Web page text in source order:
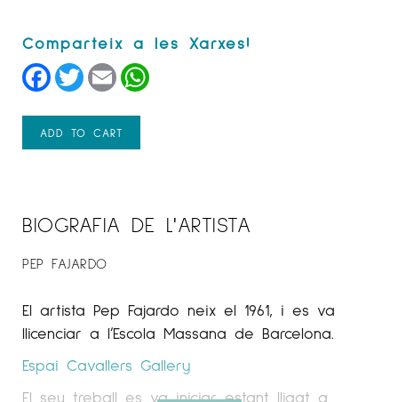
Facebook
TwitterEmail
ADD TO CART
BIOGRAFIA DE L'ARTISTA
PEP FAJARDO
El artista Pep Fajardo neix el 1961, i es va
llicenciar a l’Escola Massana de Barcelona.
Espai Cavallers Gallery
El seu treball es va iniciar estant lligat a